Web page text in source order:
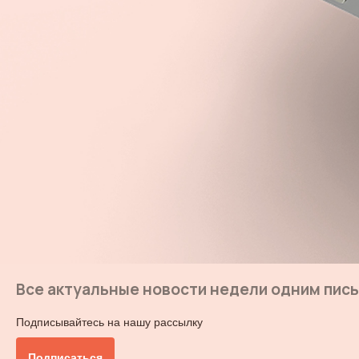
Все актуальные новости недели одним
Подписывайтесь на нашу рассылку